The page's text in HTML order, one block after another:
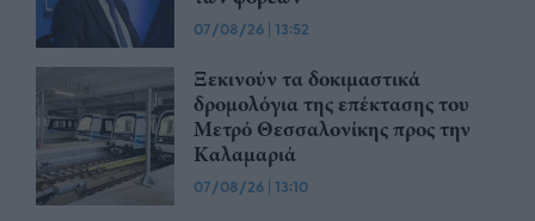
07/08/26 | 13:52
Ξεκινούν τα δοκιμαστικά
δρομολόγια της επέκτασης του
Μετρό Θεσσαλονίκης προς την
Καλαμαριά
07/08/26 | 13:10